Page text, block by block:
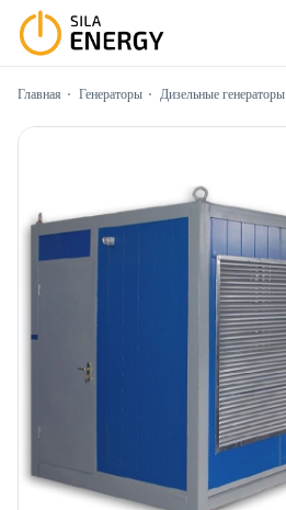
Главная Генераторы Дизельные генераторы